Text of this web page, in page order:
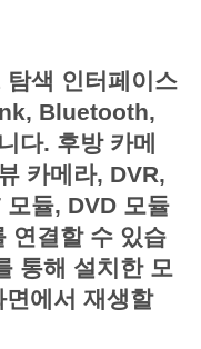
색 인터페이스
Bluetooth,
다. 후방 카메
카메라, DVR,
듈, DVD 모듈
연결할 수 있습
통해 설치한 모
에서 재생할